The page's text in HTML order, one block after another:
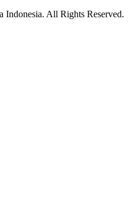
All Rights Reserved.